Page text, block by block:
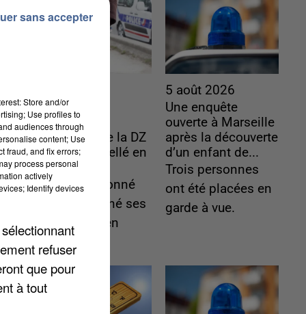
L’un des
fondateurs
supposés de la DZ
Mafia interpellé en
Algérie
Il est soupçonné
d'y avoir mené ses
opérations en
France.
5 août 2026
Une enquête
ouverte à Marseille
après la découverte
d’un enfant de...
Trois personnes
ont été placées en
garde à vue.
Store and/or
Use profiles to
audiences through
content; Use
fraud, and fix errors;
process personal
actively
Identify devices
refuser
que pour
à tout
sans accepter